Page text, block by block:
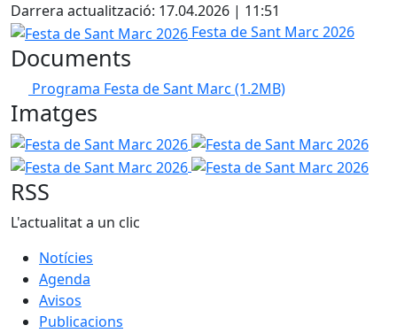
Darrera actualització: 17.04.2026 | 11:51
Festa de Sant Marc 2026
Festa de Sant Marc 2026
Documents
Programa Festa de Sant Marc (1.2MB)
Imatges
Festa de Sant Marc 2026 Festa de Sant Marc 2026
Festa de Sant Marc 2026
RSS
L'actualitat a un clic
Notícies
Agenda
Avisos
Publicacions